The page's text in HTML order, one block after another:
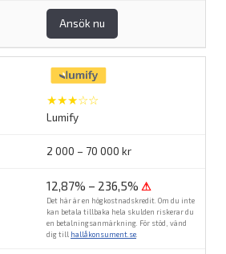
Ansök nu
★★★☆☆
Lumify
2 000 – 70 000 kr
12,87% – 236,5% ⚠
Det här är en högkostnadskredit. Om du inte
kan betala tillbaka hela skulden riskerar du
en betalningsanmärkning. För stöd, vänd
dig till hallåkonsument.se